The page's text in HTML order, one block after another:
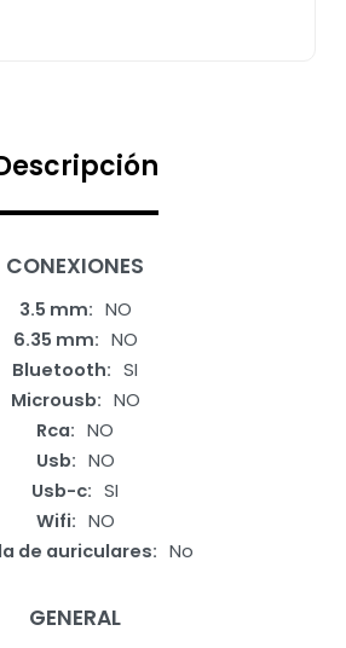
CONEXIONES
3.5 mm
NO
6.35 mm
NO
Bluetooth
SI
Microusb
NO
Rca
NO
Usb
NO
Usb-c
SI
Wifi
NO
de auriculares
No
GENERAL